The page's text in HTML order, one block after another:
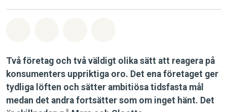
Två företag och två väldigt olika sätt att reagera på
konsumenters uppriktiga oro. Det ena företaget ger
tydliga löften och sätter ambitiösa tidsfasta mål
medan det andra fortsätter som om inget hänt. Det